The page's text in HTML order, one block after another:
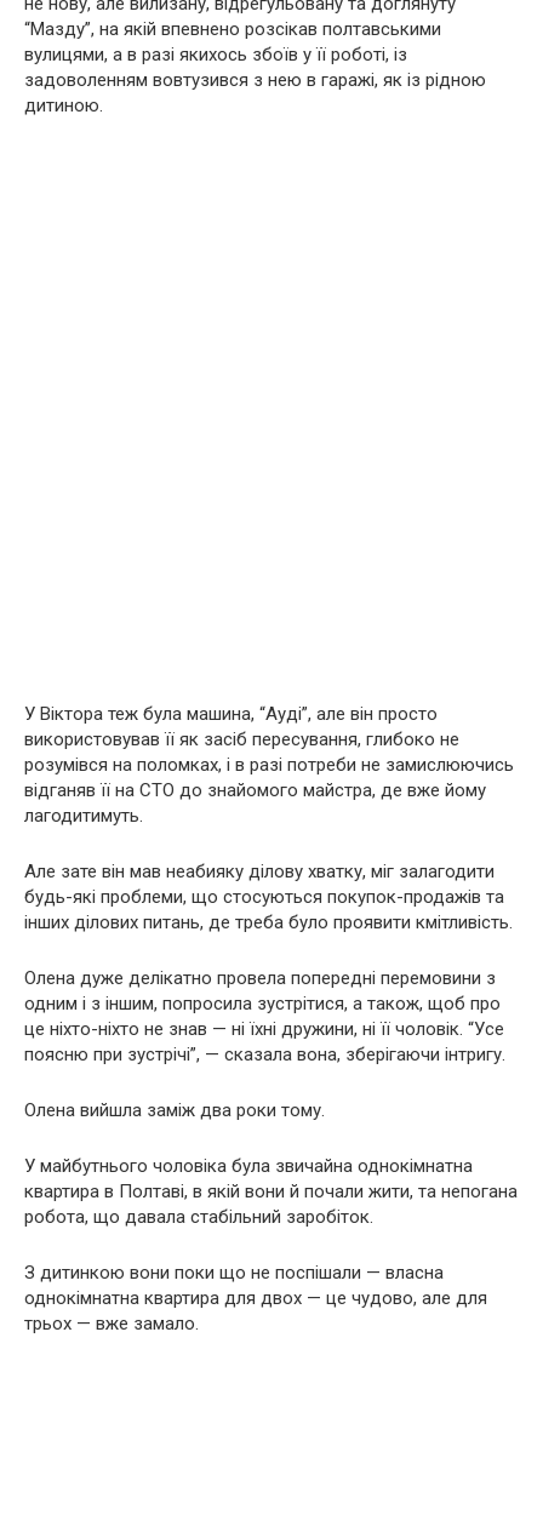
“Мазду”, на якій впевнено розсікав полтавськими
вулицями, а в разі якихось збоїв у її роботі, із
задоволенням вовтузився з нею в гаражі, як із рідною
дитиною.
У Віктора теж була машина, “Ауді”, але він просто
використовував її як засіб пересування, глибоко не
розумівся на поломках, і в разі потреби не замислюючись
відганяв її на СТО до знайомого майстра, де вже йому
лагодитимуть.
Але зате він мав неабияку ділову хватку, міг залагодити
будь-які проблеми, що стосуються покупок-продажів та
інших ділових питань, де треба було проявити кмітливість.
Олена дуже делікатно провела попередні перемовини з
одним і з іншим, попросила зустрітися, а також, щоб про
це ніхто-ніхто не знав — ні їхні дружини, ні її чоловік. “Усе
поясню при зустрічі”, — сказала вона, зберігаючи інтригу.
Олена вийшла заміж два роки тому.
У майбутнього чоловіка була звичайна однокімнатна
квартира в Полтаві, в якій вони й почали жити, та непогана
робота, що давала стабільний заробіток.
З дитинкою вони поки що не поспішали — власна
однокімнатна квартира для двох — це чудово, але для
трьох — вже замало.